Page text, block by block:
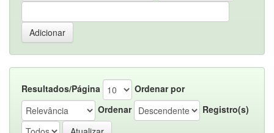
Resultados/Página
Ordenar por
Ordenar
Registro(s)